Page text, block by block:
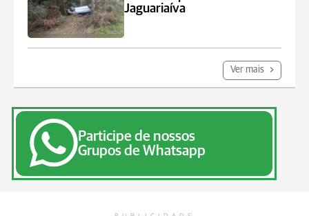
Jaguariaíva
Ver mais
Participe de nossos
Grupos de Whatsapp